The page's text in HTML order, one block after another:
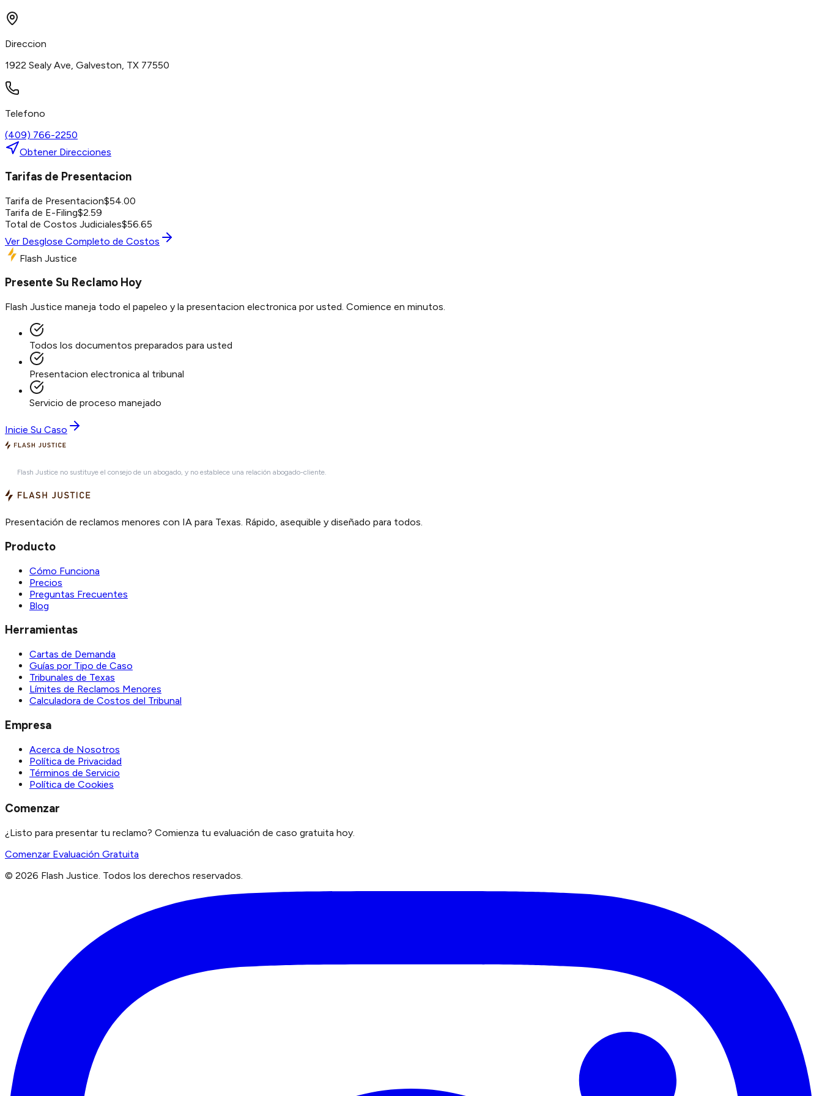
Direccion
1922 Sealy Ave, Galveston, TX 77550
Telefono
(409) 766-2250
Obtener Direcciones
Tarifas de Presentacion
Tarifa de Presentacion$54.00
Tarifa de E-Filing$2.59
Total de Costos Judiciales$56.65
Ver Desglose Completo de Costos
Flash Justice
Presente Su Reclamo Hoy
Flash Justice maneja todo el papeleo y la presentacion electronica por usted. Comience en minutos.
Todos los documentos preparados para usted
Presentacion electronica al tribunal
Servicio de proceso manejado
Inicie Su Caso
Flash Justice no sustituye el consejo de un abogado, y no establece una relación abogado-cliente.
Presentación de reclamos menores con IA para Texas. Rápido, asequible y diseñado para todos.
Producto
Cómo Funciona
Precios
Preguntas Frecuentes
Blog
Herramientas
Cartas de Demanda
Guías por Tipo de Caso
Tribunales de Texas
Límites de Reclamos Menores
Calculadora de Costos del Tribunal
Empresa
Acerca de Nosotros
Política de Privacidad
Términos de Servicio
Política de Cookies
Comenzar
¿Listo para presentar tu reclamo? Comienza tu evaluación de caso gratuita hoy.
Comenzar Evaluación Gratuita
© 2026 Flash Justice. Todos los derechos reservados.